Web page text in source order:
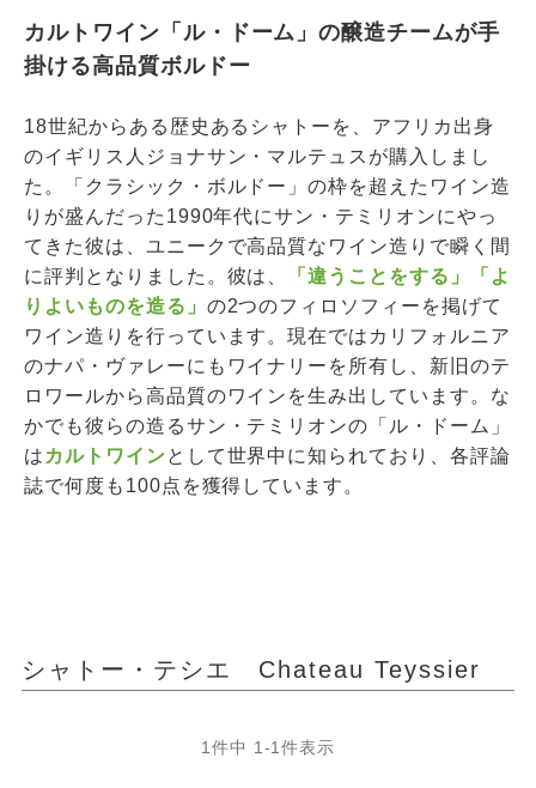
カルトワイン「ル・ドーム」の醸造チームが手
掛ける高品質ボルドー
18世紀からある歴史あるシャトーを、アフリカ出身
のイギリス人ジョナサン・マルテュスが購入しまし
た。「クラシック・ボルドー」の枠を超えたワイン造
りが盛んだった1990年代にサン・テミリオンにやっ
てきた彼は、ユニークで高品質なワイン造りで瞬く間
に評判となりました。彼は、
「違うことをする」「よ
りよいものを造る」 の2つのフィロソフィーを掲げて
ワイン造りを行っています。現在ではカリフォルニア
のナパ・ヴァレーにもワイナリーを所有し、新旧のテ
ロワールから高品質のワインを生み出しています。な
かでも彼らの造るサン・テミリオンの「ル・ドーム」
は カルトワインとして世界中に知られており、各評論
誌で何度も100点を獲得しています。
シャトー・テシエ Chateau Teyssier
1 件中 1 -1件表示